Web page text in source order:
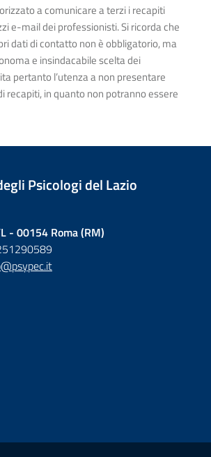
a comunicare a terzi i recapiti
e-mail dei professionisti. Si ricorda che
dati di contatto non è obbligatorio, ma
e insindacabile scelta dei
pertanto l’utenza a non presentare
recapiti, in quanto non potranno essere
Psicologi del Lazio
- 00154 Roma (RM)
new tab)- new tab)
scheda - new tab)